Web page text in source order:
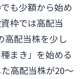
も少額から始め
枠では高配当
高配当株を少し
まき」を始める
高配当株が20〜